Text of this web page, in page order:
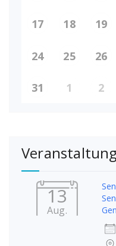
17 18 19
24 25 26
31 1 2
13
Aug.